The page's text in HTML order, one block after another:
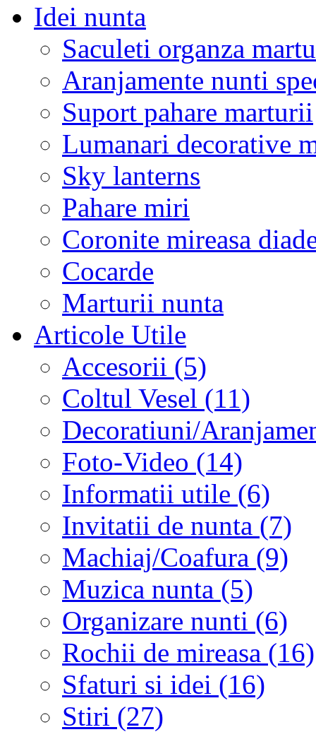
Idei nunta
Saculeti organza
Aranjamente nunti
Suport pahare marturii
Lumanari decorative
Sky lanterns
Pahare miri
Coronite mireasa
Cocarde
Marturii nunta
Articole Utile
Accesorii (5)
Coltul Vesel (11)
Decoratiuni/
Foto-Video (14)
Informatii utile (6)
Invitatii de nunta (7)
Machiaj/Coafura (9)
Muzica nunta (5)
Organizare nunti (6)
Rochii de mireasa (16)
Sfaturi si idei (16)
Stiri (27)